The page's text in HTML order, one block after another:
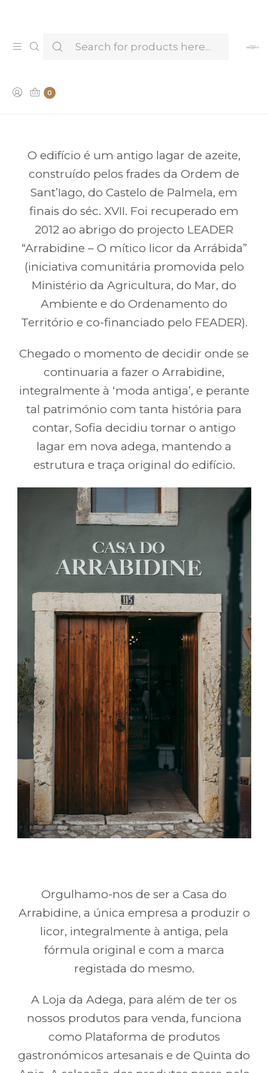
0
O edifício é um antigo lagar de azeite,
construído pelos frades da Ordem de
Sant’Iago, do Castelo de Palmela, em
finais do séc. XVII. Foi recuperado em
2012 ao abrigo do projecto LEADER
“Arrabidine – O mítico licor da Arrábida”
(iniciativa comunitária promovida pelo
Ministério da Agricultura, do Mar, do
Ambiente e do Ordenamento do
Território e co-financiado pelo FEADER).
Chegado o momento de decidir onde se
continuaria a fazer o Arrabidine,
integralmente à ‘moda antiga’, e perante
tal património com tanta história para
contar, Sofia decidiu tornar o antigo
lagar em nova adega, mantendo a
estrutura e traça original do edifício.
Orgulhamo-nos de ser a Casa do
Arrabidine, a única empresa a produzir o
licor, integralmente à antiga, pela
fórmula original e com a marca
registada do mesmo.
A Loja da Adega, para além de ter os
nossos produtos para venda, funciona
como Plataforma de produtos
gastronómicos artesanais e de Quinta do